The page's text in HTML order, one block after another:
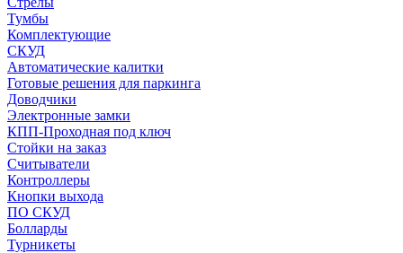
Тумбы
Комплектующие
СКУД
Автоматические калитки
Готовые решения для паркинга
Доводчики
Электронные замки
КПП-Проходная под ключ
Стойки на заказ
Считыватели
Контроллеры
Кнопки выхода
ПО СКУД
Болларды
Турникеты